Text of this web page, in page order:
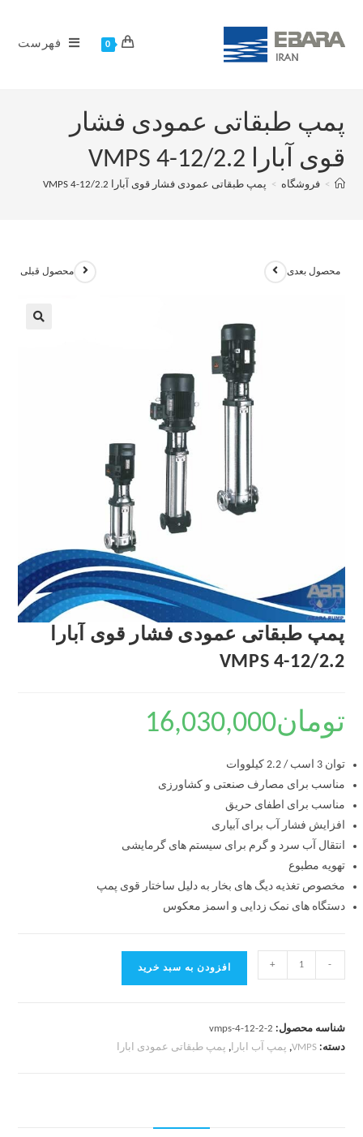
0 فهرست
پمپ طبقاتی عمودی فشار
قوی آبارا VMPS 4-12/2.2
> فروشگاه > پمپ طبقاتی عمودی فشار قوی آبارا VMPS 4-12/2.2
محصول قبلی محصول بعدی
پمپ طبقاتی عمودی فشار قوی آبارا
VMPS 4-12/2.2
تومان16,030,000
توان 3 اسب / 2.2 کیلووات
مناسب برای مصارف صنعتی و کشاورزی
مناسب برای اطفای حریق
افزایش فشار آب برای آبیاری
انتقال آب سرد و گرم برای سیستم های گرمایشی
تهویه مطبوع
مخصوص تغذیه دیگ های بخار به دلیل ساختار قوی پمپ
دستگاه های نمک زدایی و اسمز معکوس
-
+ افزودن به سبد خرید
شناسه محصول: vmps-4-12-2-2
دسته:VMPS
, پمپ آب ابارا, پمپ طبقاتی عمودی ابارا